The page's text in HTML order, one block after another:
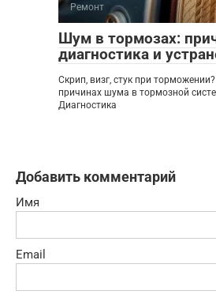
Ремонт
Шум в тормозах:
диагностика и
Скрип, визг, стук при
причинах шума в тормозной
Диагностика
Добавить комментарий
Имя
Email